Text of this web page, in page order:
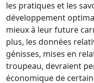
les pratiques et les
développement
mieux à leur future
plus, les données
génisses, mises en
troupeau, devraient
économique de